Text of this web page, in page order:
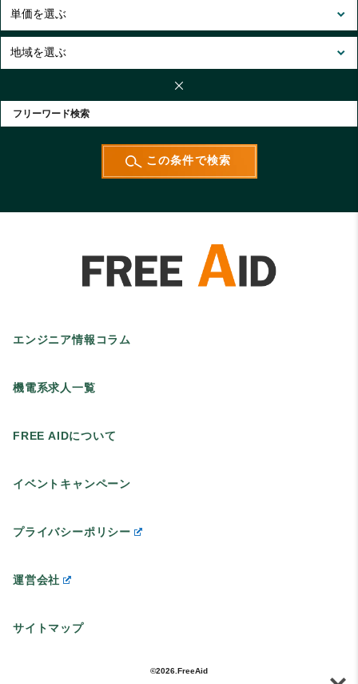
エンジニア情報コラム
機電系求人一覧
FREE AIDについて
イベントキャンペーン
プライバシーポリシー
運営会社
サイトマップ
©2026.FreeAid